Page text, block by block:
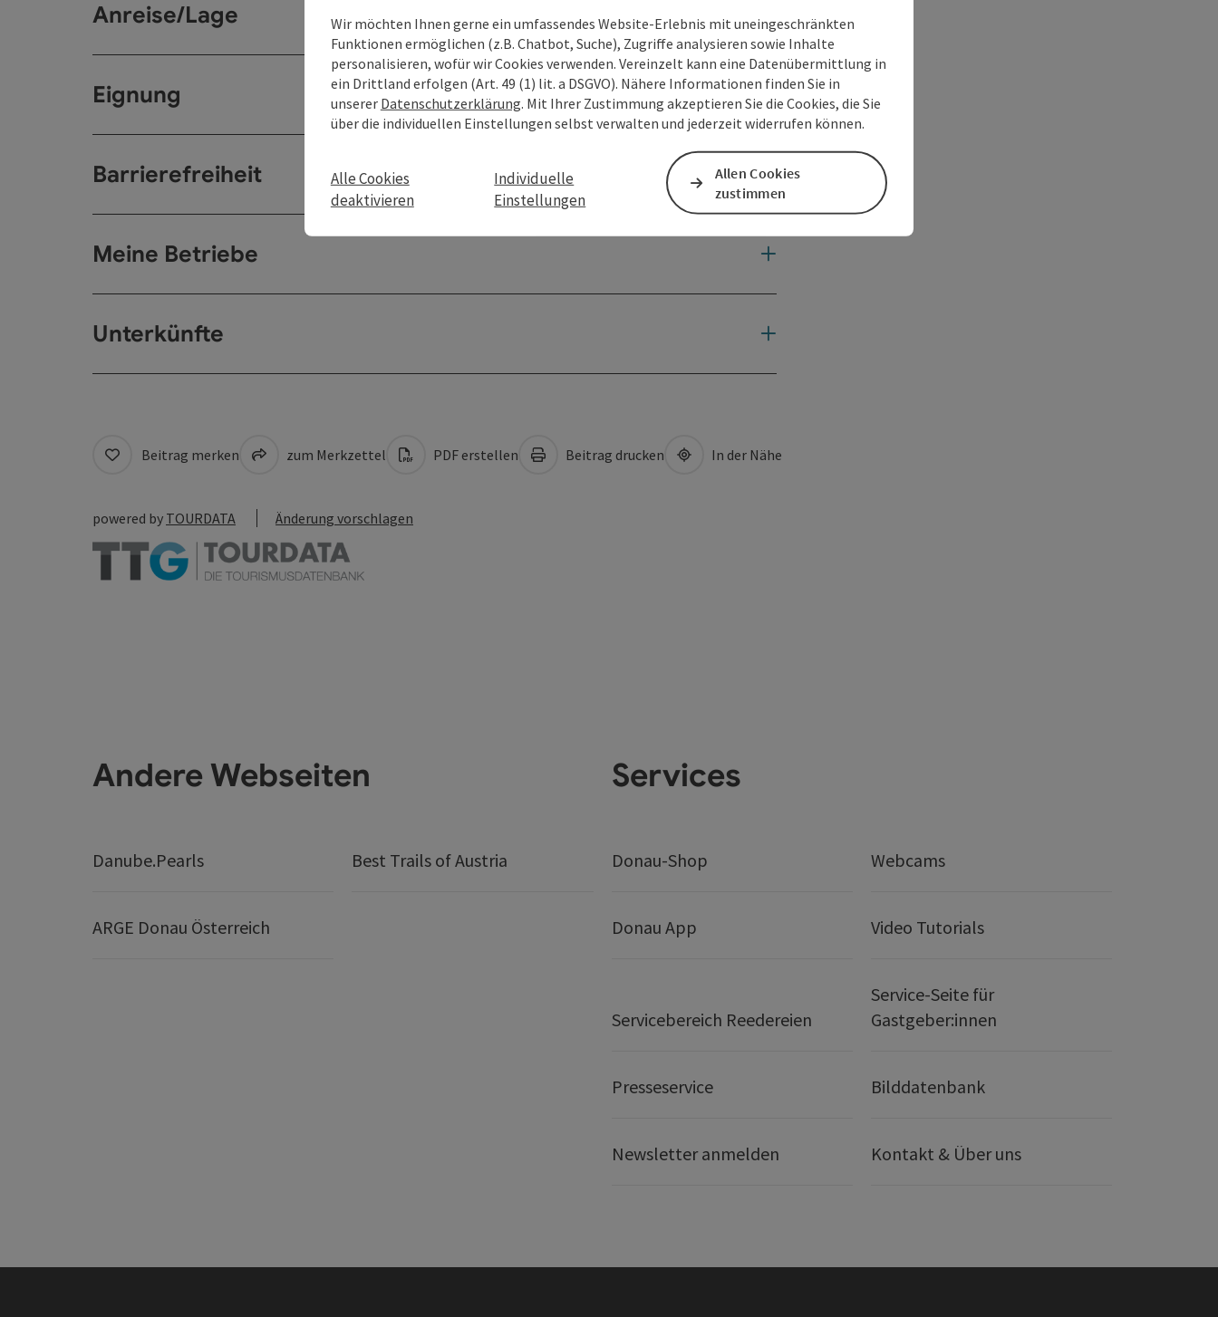
Anreise/Lage
Eignung
Barrierefreiheit
Meine Betriebe
Unterkünfte
Beitrag merken zum Merkzettel PDF erstellen Beitrag drucken In der Nähe
powered by TOURDATA Änderung vorschlagen
Andere Webseiten
Danube.Pearls Best Trails of Austria
ARGE Donau Österreich
Services
Donau-Shop Webcams
Donau App Video Tutorials
Servicebereich Reedereien
Service-Seite für
Gastgeber:innen
Presseservice Bilddatenbank
Newsletter anmelden Kontakt & Über uns
Wir möchten Ihnen gerne ein umfassendes Website-Erlebnis mit uneingeschränkten
Funktionen ermöglichen (z.B. Chatbot, Suche), Zugriffe analysieren sowie Inhalte
personalisieren, wofür wir Cookies verwenden. Vereinzelt kann eine Datenübermittlung in
ein Drittland erfolgen (Art. 49 (1) lit. a DSGVO). Nähere Informationen finden Sie in
unserer Datenschutzerklärung. Mit Ihrer Zustimmung akzeptieren Sie die Cookies, die Sie
über die individuellen Einstellungen selbst verwalten und jederzeit widerrufen können.
Alle Cookies
deaktivieren
Individuelle
Einstellungen
Allen Cookies
zustimmen